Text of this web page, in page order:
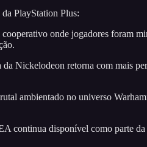
da PlayStation Plus:
onde jogadores foram
Nickelodeon retorna com mais
ambientado no universo
continua disponível como parte da